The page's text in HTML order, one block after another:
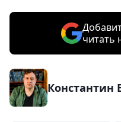
читать
Константин